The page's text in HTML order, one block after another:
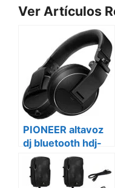
Ver Artículos
PIONEER altavoz
dj bluetooth hdj-
x5bt-r